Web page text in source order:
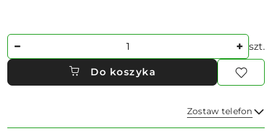
szt.
Do koszyka
Zostaw telefon